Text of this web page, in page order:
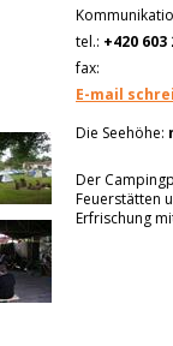
tel.: +420 603
fax:
E-mail
Die Seehöhe:
Der
Feuerstätten
Erfrischung